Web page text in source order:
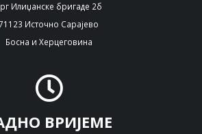
Илиџанске бригаде 2б
Источно Сарајево
Босна и Херцеговина
ВРИЈЕМЕ